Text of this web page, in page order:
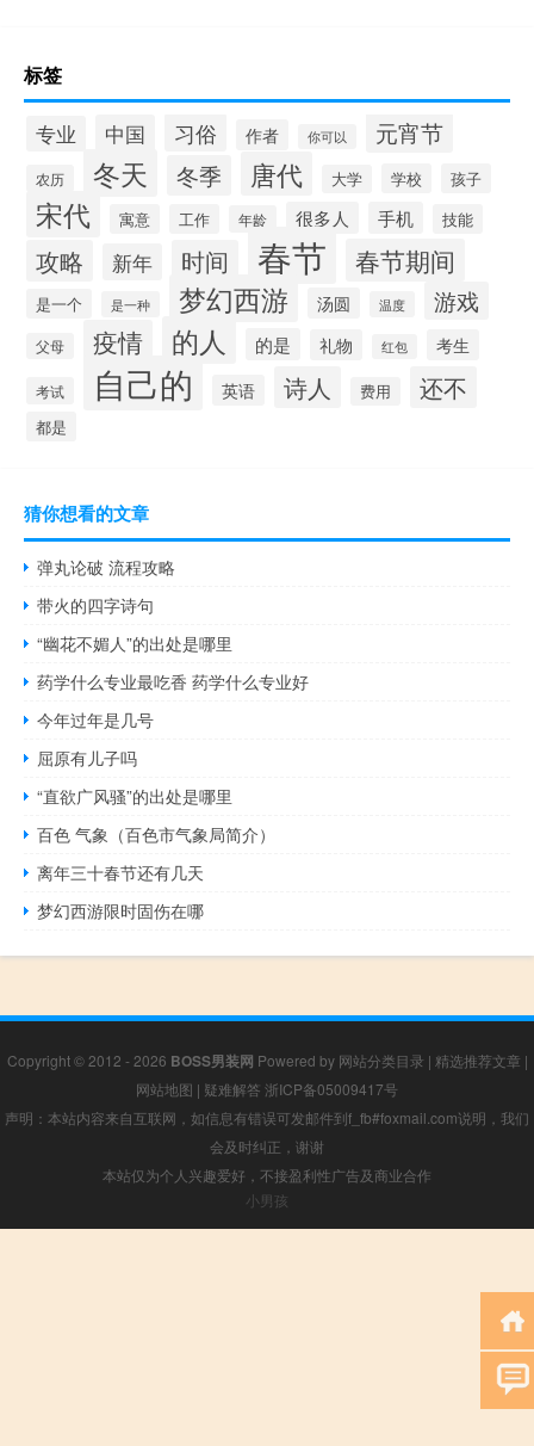
标签
专业 中国 习俗 作者 你可以 元宵节
农历 冬天 冬季 唐代 大学 学校 孩子
宋代 寓意 工作 年龄 很多人 手机 技能
攻略 新年 时间 春节 春节期间
是一个 是一种 梦幻西游 汤圆 温度 游戏
父母 疫情 的人 的是 礼物 红包 考生
考试 自己的 英语 诗人 费用 还不
都是
猜你想看的文章
弹丸论破 流程攻略
带火的四字诗句
“幽花不媚人”的出处是哪里
药学什么专业最吃香 药学什么专业好
今年过年是几号
屈原有儿子吗
“直欲广风骚”的出处是哪里
百色 气象（百色市气象局简介）
离年三十春节还有几天
梦幻西游限时固伤在哪
Copyright © 2012 - 2026 BOSS男装网 Powered by 网站分类目录 | 精选推荐文章 |
网站地图 | 疑难解答 浙ICP备05009417号
声明：本站内容来自互联网，如信息有错误可发邮件到f_fb#foxmail.com说明，我们
会及时纠正，谢谢
本站仅为个人兴趣爱好，不接盈利性广告及商业合作
小男孩